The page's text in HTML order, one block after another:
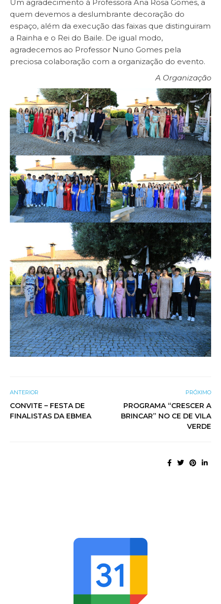
Um agradecimento à Professora Ana Rosa Gomes, a
quem devemos a deslumbrante decoração do
espaço, além da execução das faixas que distinguiram
a Rainha e o Rei do Baile. De igual modo,
agradecemos ao Professor Nuno Gomes pela
preciosa colaboração com a organização do evento.
A Organização
ANTERIOR
CONVITE – FESTA DE
FINALISTAS DA EBMEA
PRÓXIMO
PROGRAMA “CRESCER A
BRINCAR” NO CE DE VILA
VERDE